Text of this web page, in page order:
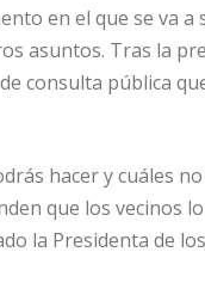
en el que se va a
asuntos. Tras la
consulta pública
hacer y cuáles
que los vecinos
la Presidenta de